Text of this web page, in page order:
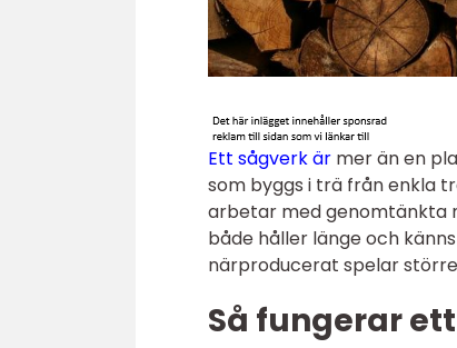
Ett sågverk är mer än en
som byggs i trä från enkla
arbetar med genomtänkta
både håller länge och
närproducerat spelar
Så fungerar